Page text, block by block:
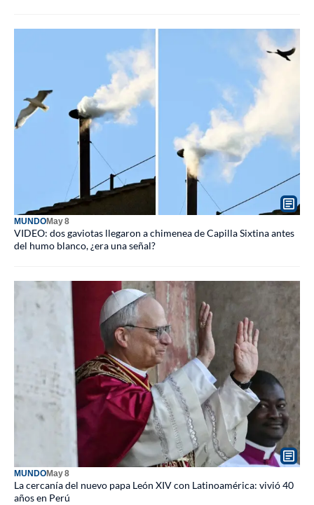
MUNDOMay 8
VIDEO: dos gaviotas llegaron a chimenea de Capilla Sixtina antes
del humo blanco, ¿era una señal?
MUNDOMay 8
La cercanía del nuevo papa León XIV con Latinoamérica: vivió 40
años en Perú